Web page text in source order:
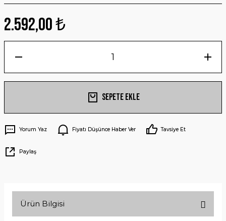
2.592,00 ₺
Sepete Ekle
Yorum Yaz Fiyatı Düşünce Haber Ver Tavsiye Et
Paylaş
Ürün Bilgisi